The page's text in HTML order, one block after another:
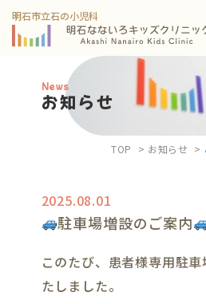
明石市立石の小児科
お知らせ
TOP お知らせ
駐車場増設のご案内
2025.08.01
このたび、患者様専用駐
たしました。